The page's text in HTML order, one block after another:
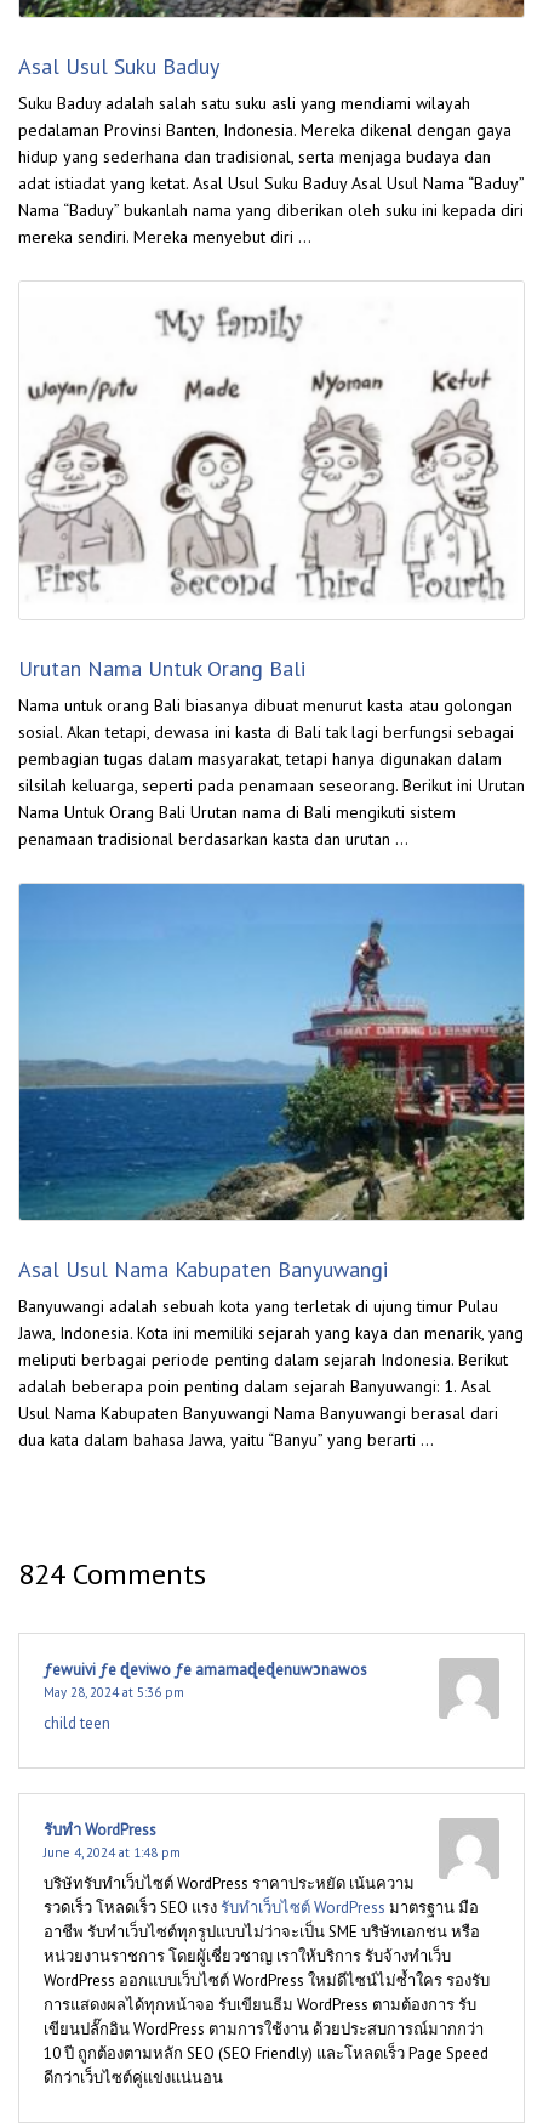
Asal Usul Suku Baduy
Suku Baduy adalah salah satu suku asli yang mendiami wilayah
pedalaman Provinsi Banten, Indonesia. Mereka dikenal dengan gaya
hidup yang sederhana dan tradisional, serta menjaga budaya dan
adat istiadat yang ketat. Asal Usul Suku Baduy Asal Usul Nama “Baduy”
Nama “Baduy” bukanlah nama yang diberikan oleh suku ini kepada diri
mereka sendiri. Mereka menyebut diri …
Urutan Nama Untuk Orang Bali
Nama untuk orang Bali biasanya dibuat menurut kasta atau golongan
sosial. Akan tetapi, dewasa ini kasta di Bali tak lagi berfungsi sebagai
pembagian tugas dalam masyarakat, tetapi hanya digunakan dalam
silsilah keluarga, seperti pada penamaan seseorang. Berikut ini Urutan
Nama Untuk Orang Bali Urutan nama di Bali mengikuti sistem
penamaan tradisional berdasarkan kasta dan urutan …
Asal Usul Nama Kabupaten Banyuwangi
Banyuwangi adalah sebuah kota yang terletak di ujung timur Pulau
Jawa, Indonesia. Kota ini memiliki sejarah yang kaya dan menarik, yang
meliputi berbagai periode penting dalam sejarah Indonesia. Berikut
adalah beberapa poin penting dalam sejarah Banyuwangi: 1. Asal
Usul Nama Kabupaten Banyuwangi Nama Banyuwangi berasal dari
dua kata dalam bahasa Jawa, yaitu “Banyu” yang berarti …
824 Comments
ƒewuivi ƒe ɖeviwo ƒe amamaɖeɖenuwɔnawos
May 28, 2024 at 5:36 pm
child teen
รับทำ WordPress
June 4, 2024 at 1:48 pm
บริษัทรับทำเว็บไซต์ WordPress ราคาประหยัด เน้นความ
รวดเร็ว โหลดเร็ว SEO แรงรับทำเว็บไซต์ WordPress มาตรฐาน มือ
อาชีพ รับทำเว็บไซต์ทุกรูปแบบไม่ว่าจะเป็น SME บริษัทเอกชน หรือ
หน่วยงานราชการ โดยผู้เชี่ยวชาญ เราให้บริการ รับจ้างทำเว็บ
WordPress ออกแบบเว็บไซต์ WordPress ใหม่ดีไซน์ไม่ซ้ำใคร รองรับ
การแสดงผลได้ทุกหน้าจอ รับเขียนธีม WordPress ตามต้องการ รับ
เขียนปลั๊กอิน WordPress ตามการใช้งาน ด้วยประสบการณ์มากกว่า
10 ปี ถูกต้องตามหลัก SEO (SEO Friendly) และโหลดเร็ว Page Speed
ดีกว่าเว็บไซต์คู่แข่งแน่นอน